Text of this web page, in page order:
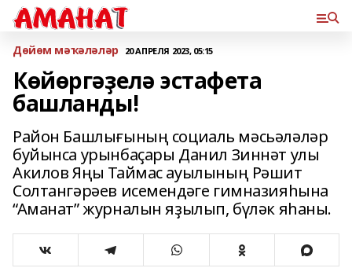
Дөйөм мәҡәләләр 20 АПРЕЛЯ 2023, 05:15
Көйөргәҙелә эстафета
башланды!
Район Башлығының социаль мәсьәләләр
буйынса урынбаҫары Данил Зиннәт улы
Акилов Яңы Таймас ауылының Рәшит
Солтангәрәев исемендәге гимназияһына
“Аманат” журналын яҙылып, бүләк яһаны.